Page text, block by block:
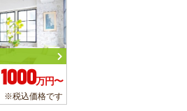
1000万円〜
※税込価格です